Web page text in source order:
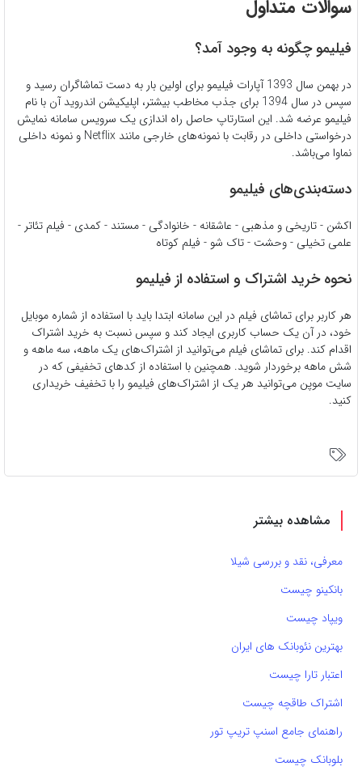
سوالات متداول
فیلیمو چگونه به وجود آمد؟
در بهمن سال 1393 آپارات فیلیمو برای اولین بار به دست تماشاگران رسید و
سپس در سال 1394 برای جذب مخاطب بیشتر، اپلیکیشن اندروید آن با نام
فیلیمو عرضه شد. این استارتاپ حاصل راه اندازی یک سرویس سامانه نمایش
درخواستی داخلی در رقابت با نمونه‌های خارجی مانند Netflix و نمونه داخلی
نماوا می‌باشد.
دسته‌بندی‌های فیلیمو
اکشن - تاریخی و مذهبی - عاشقانه - خانوادگی - مستند - کمدی - فیلم تئاتر -
علمی تخیلی - وحشت - تاک شو - فیلم کوتاه
نحوه خرید اشتراک و استفاده از فیلیمو
هر کاربر برای تماشای فیلم در این سامانه ابتدا باید با استفاده از شماره موبایل
خود، در آن یک حساب کاربری ایجاد کند و سپس نسبت به خرید اشتراک
اقدام کند. برای تماشای فیلم می‌توانید از اشتراک‌های یک ماهه، سه ماهه و
شش ماهه برخوردار شوید. همچنین با استفاده از کدهای تخفیفی که در
سایت موپن می‌توانید هر یک از اشتراک‌های فیلیمو را با تخفیف خریداری
کنید.
مشاهده بیشتر
معرفی، نقد و بررسی شیلا
بانکینو چیست
ویپاد چیست
بهترین نئوبانک های ایران
اعتبار تارا چیست
اشتراک طاقچه چیست
راهنمای جامع اسنپ تریپ تور
بلوبانک چیست